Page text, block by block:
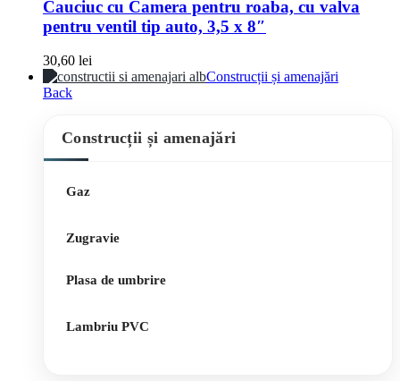
Cauciuc cu Camera pentru roaba, cu valva
pentru ventil tip auto, 3,5 x 8″
30,60 lei
Construcții și amenajări
Back
Construcții și amenajări
Gaz
Zugravie
Plasa de umbrire
Lambriu PVC